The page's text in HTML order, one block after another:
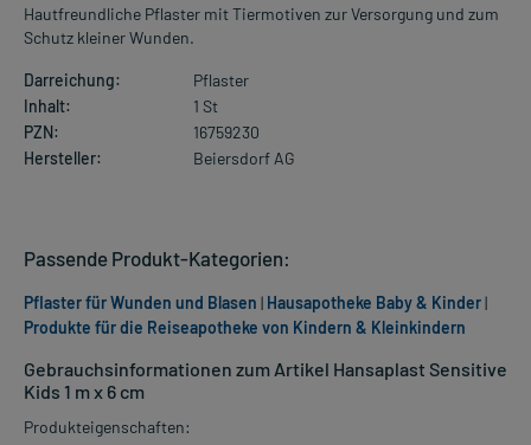
Hautfreundliche Pflaster mit Tiermotiven zur Versorgung und zum
Schutz kleiner Wunden.
Darreichung:
Pflaster
Inhalt:
1 St
PZN:
16759230
Hersteller:
Beiersdorf AG
Gebrauchsinformationen zum Artikel Hansaplast Sensitive
Kids 1 m x 6 cm
Produkteigenschaften:
Passende Produkt-Kategorien:
Pflaster für Wunden und Blasen | Hausapotheke Baby & Kinder|
Produkte für die Reiseapotheke von Kindern & Kleinkindern